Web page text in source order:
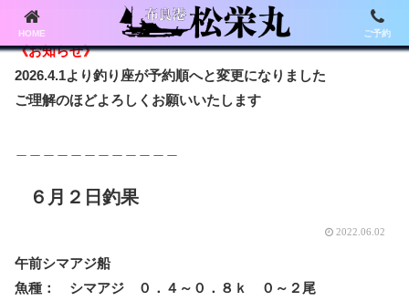
《お知らせ》
2026.4.1より釣り座が予約順へと変更になりました
ご理解のほどよろしくお願いいたします
６月２日釣果
2022.06.02
午前シマアジ船
魚種： シマアジ ０．４～０．８ｋ ０～２尾
HOME ご予約